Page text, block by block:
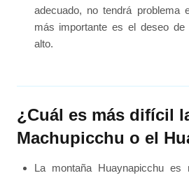
adecuado, no tendrá
más importante es el deseo
alto.
¿Cuál es más difícil
Machupicchu o el
La montaña Huaynapicchu